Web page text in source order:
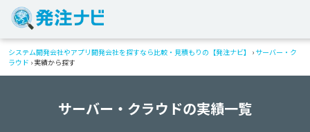
システム開発会社やアプリ開発会社を探すなら比較・見積もりの【発注ナビ】 › サーバー・ク
ラウド › 実績から探す
サーバー・クラウドの実績一覧